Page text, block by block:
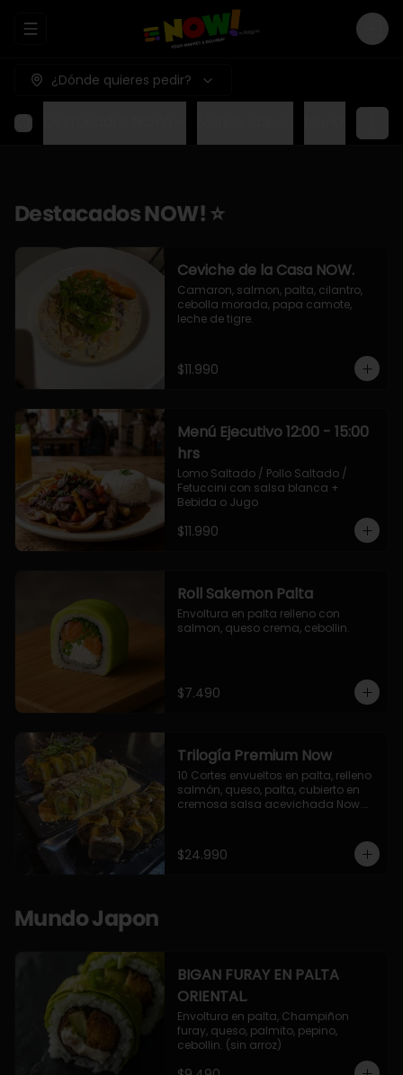
Abrir menu de navegación Login
¿Dónde quieres pedir?
Destacados NOW! ⭐
Ceviche de la Casa NOW.
Camaron, salmon, palta, cilantro,
cebolla morada, papa camote,
leche de tigre.
$11.990
Menú Ejecutivo 12:00 - 15:00
hrs
Lomo Saltado / Pollo Saltado /
Fetuccini con salsa blanca +
Bebida o Jugo
$11.990
Roll Sakemon Palta
Envoltura en palta relleno con
salmon, queso crema, cebollin.
$7.490
Trilogía Premium Now
10 Cortes envueltos en palta, relleno
salmón, queso, palta, cubierto en
cremosa salsa acevichada Now.
palta, cubierto con topping de
chimichurri de la casa flambeado.
$24.990
Mundo Japon
BIGAN FURAY EN PALTA
ORIENTAL.
Envoltura en palta, Champiñon
furay, queso, palmito, pepino,
cebollin. (sin arroz)